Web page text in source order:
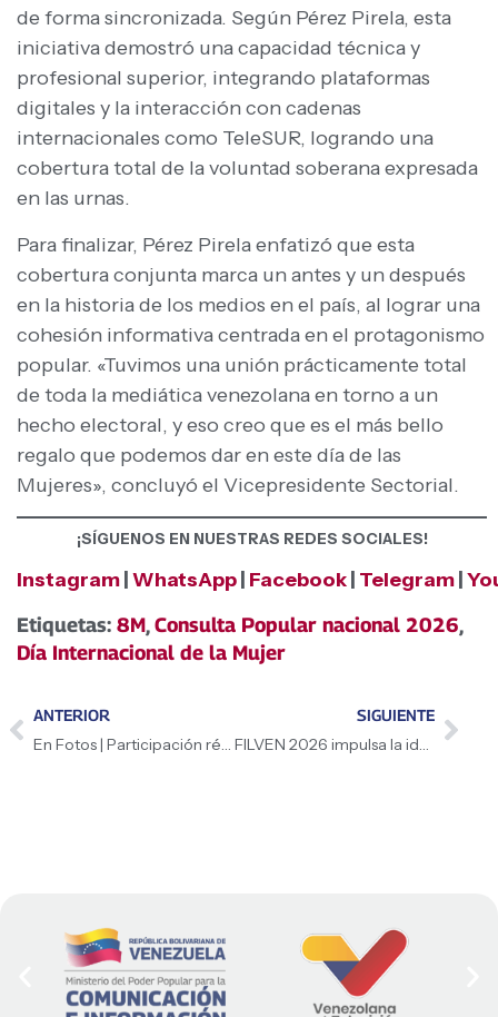
de forma sincronizada. Según Pérez Pirela, esta
iniciativa demostró una capacidad técnica y
profesional superior, integrando plataformas
digitales y la interacción con cadenas
internacionales como TeleSUR, logrando una
cobertura total de la voluntad soberana expresada
en las urnas.
Para finalizar, Pérez Pirela enfatizó que esta
cobertura conjunta marca un antes y un después
en la historia de los medios en el país, al lograr una
cohesión informativa centrada en el protagonismo
popular. «Tuvimos una unión prácticamente total
de toda la mediática venezolana en torno a un
hecho electoral, y eso creo que es el más bello
regalo que podemos dar en este día de las
Mujeres», concluyó el Vicepresidente Sectorial.
¡SÍGUENOS EN NUESTRAS REDES SOCIALES!
Instagram|WhatsApp| Facebook| Telegram|
Etiquetas: 8M,Consulta Popular nacional 2026,
Día Internacional de la Mujer
ANTERIOR
En Fotos | Participación récord ratifica soberanía en Consulta Popular 2026
SIGUIENTE
FILVEN 2026 impulsa la identidad nacional en Miranda